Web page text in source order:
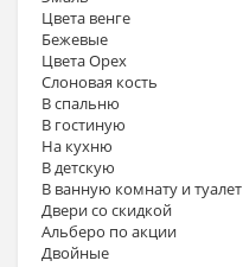
Цвета венге
Бежевые
Цвета Орех
Слоновая кость
В спальню
В гостиную
На кухню
В детскую
В ванную комнату и туалет
Двери со скидкой
Альберо по акции
Двойные